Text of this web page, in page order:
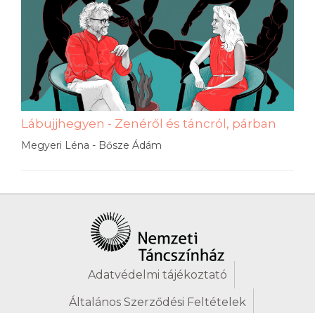
Lábujjhegyen - Zenéről és táncról, párban
Megyeri Léna - Bősze Ádám
Adatvédelmi tájékoztató
Általános Szerződési Feltételek